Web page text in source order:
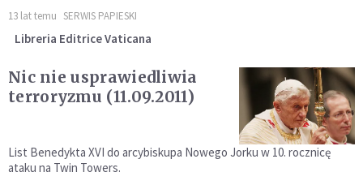
13 lat temu SERWIS PAPIESKI
Libreria Editrice Vaticana
Nic nie usprawiedliwia
terroryzmu (11.09.2011)
List Benedykta XVI do arcybiskupa Nowego Jorku w 10. rocznicę
ataku na Twin Towers.